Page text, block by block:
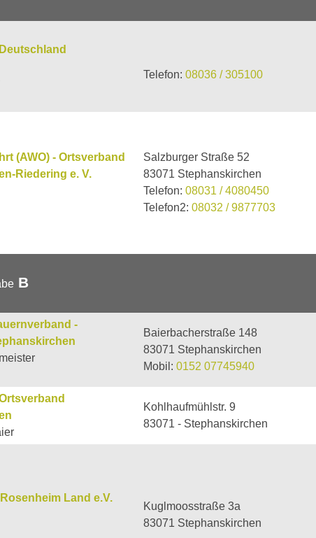
Telefon: 08036 / 305100
(AWO) - Ortsverband
Riedering e. V.
Salzburger Straße 52
83071 Stephanskirchen
Telefon: 08031 / 4080450
Telefon2: 08032 / 9877703
B
-
Baierbacherstraße 148
83071 Stephanskirchen
Mobil: 0152 07745940
Kohlhaufmühlstr. 9
83071 - Stephanskirchen
Land e.V.
Kuglmoosstraße 3a
83071 Stephanskirchen